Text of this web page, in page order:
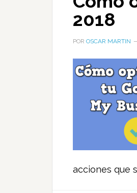
2018
POR OSCAR MARTIN
acciones que